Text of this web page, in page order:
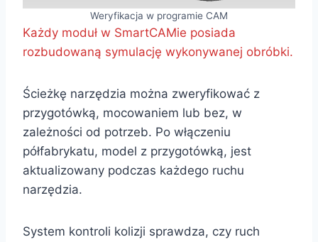
Weryfikacja w programie CAM
Każdy moduł w SmartCAMie posiada
rozbudowaną symulację wykonywanej obróbki.
Ścieżkę narzędzia można zweryfikować z
przygotówką, mocowaniem lub bez, w
zależności od potrzeb. Po włączeniu
półfabrykatu, model z przygotówką, jest
aktualizowany podczas każdego ruchu
narzędzia.
System kontroli kolizji sprawdza, czy ruch